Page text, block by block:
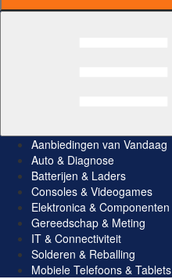
Aanbiedingen van Vandaag
Auto & Diagnose
Batterijen & Laders
Consoles & Videogames
Elektronica & Componenten
Gereedschap & Meting
IT & Connectiviteit
Solderen & Reballing
Mobiele Telefoons & Tablets